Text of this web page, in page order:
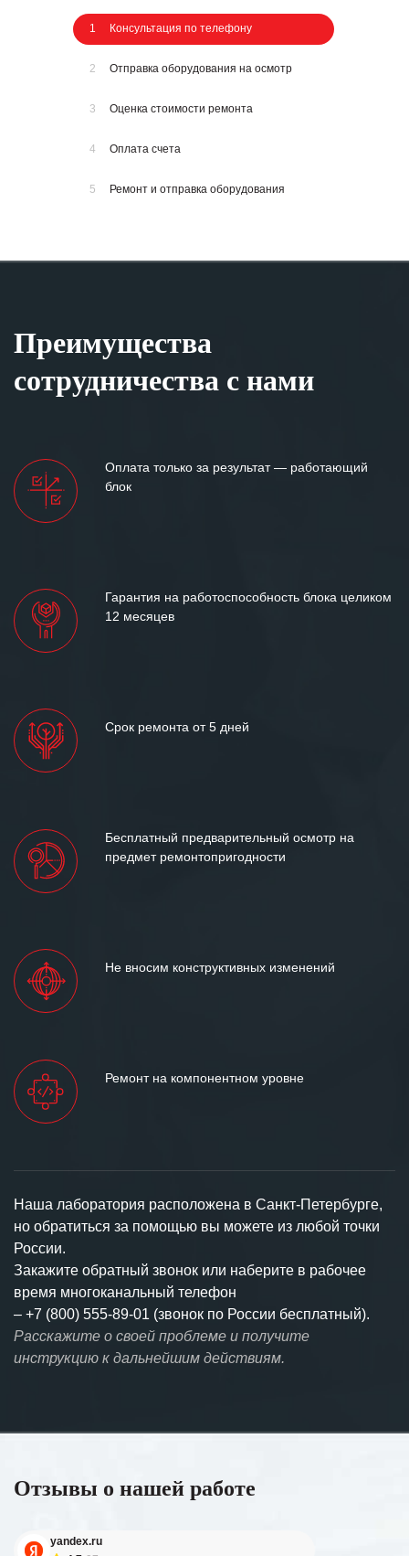
1 Консультация по телефону
2 Отправка оборудования на осмотр
3 Оценка стоимости ремонта
4 Оплата счета
5 Ремонт и отправка оборудования
Преимущества
сотрудничества с нами
Оплата только за результат — работающий
блок
Гарантия на работоспособность блока целиком
12 месяцев
Срок ремонта от 5 дней
Бесплатный предварительный осмотр на
предмет ремонтопригодности
Не вносим конструктивных изменений
Ремонт на компонентном уровне
Наша лаборатория расположена в Санкт-Петербурге,
но обратиться за помощью вы можете из любой точки
России.
Закажите обратный звонок или наберите в рабочее
время многоканальный телефон
– +7 (800) 555-89-01 (звонок по России бесплатный).
Расскажите о своей проблеме и получите
инструкцию к дальнейшим действиям.
Отзывы о нашей работе
yandex.ru